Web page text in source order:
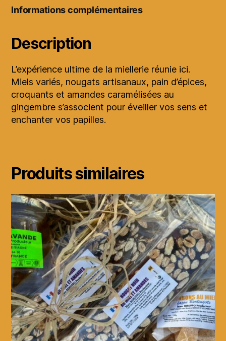
Informations complémentaires
Description
L’expérience ultime de la miellerie réunie ici.
Miels variés, nougats artisanaux, pain d’épices,
croquants et amandes caramélisées au
gingembre s’associent pour éveiller vos sens et
enchanter vos papilles.
Produits similaires